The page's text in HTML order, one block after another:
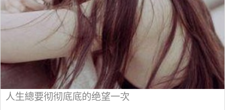
人生總要彻彻底底的绝望一次